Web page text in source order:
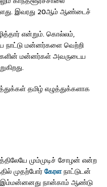
இவரது 20ஆம் ஆண்டைச்
என்றும். கொல்லம்,
மன்னர்களை வெற்றி
மன்னர்கள் அவருடைய
தமிழ் எழுத்துக்களாக
மும்முடிச் சோழன் என்ற
முதற்போர்கேரளநாட்டுடன்
இம்மன்னனது நான்காம் ஆண்டு